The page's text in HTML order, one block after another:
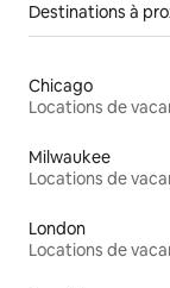
Destinations à
Chicago
Locations de
Milwaukee
Locations de
London
Locations de